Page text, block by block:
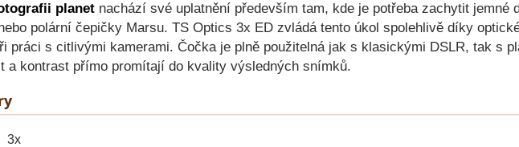
planet nachází své uplatnění především tam, kde je potřeba zachytit
polární čepičky Marsu. TS Optics 3x ED zvládá tento úkol spolehlivě díky
práci s citlivými kamerami. Čočka je plně použitelná jak s klasickými DSLR, tak s
a kontrast přímo promítají do kvality výsledných snímků.
3x